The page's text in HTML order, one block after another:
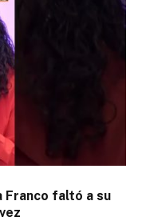
Franco faltó a su